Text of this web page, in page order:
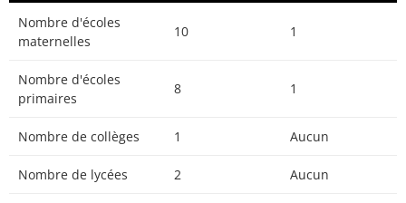
Nombre d'écoles
maternelles
10 1
Nombre d'écoles
primaires
8 1
Nombre de collèges 1 Aucun
Nombre de lycées 2 Aucun